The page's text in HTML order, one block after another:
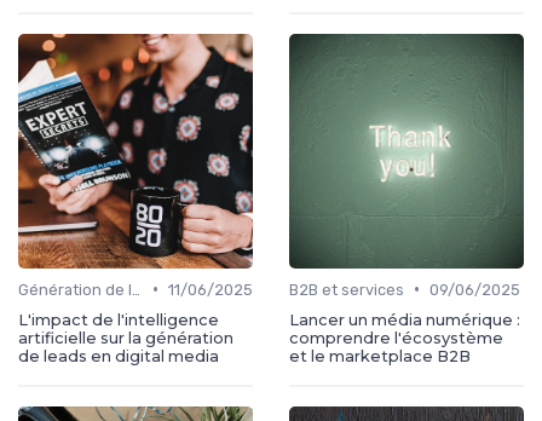
• 11/06/2025
L'impact de l'intelligence
artificielle sur la génération
de leads en digital media
B2B et services • 09/06/2025
Lancer un média numérique :
comprendre l'écosystème
et le marketplace B2B